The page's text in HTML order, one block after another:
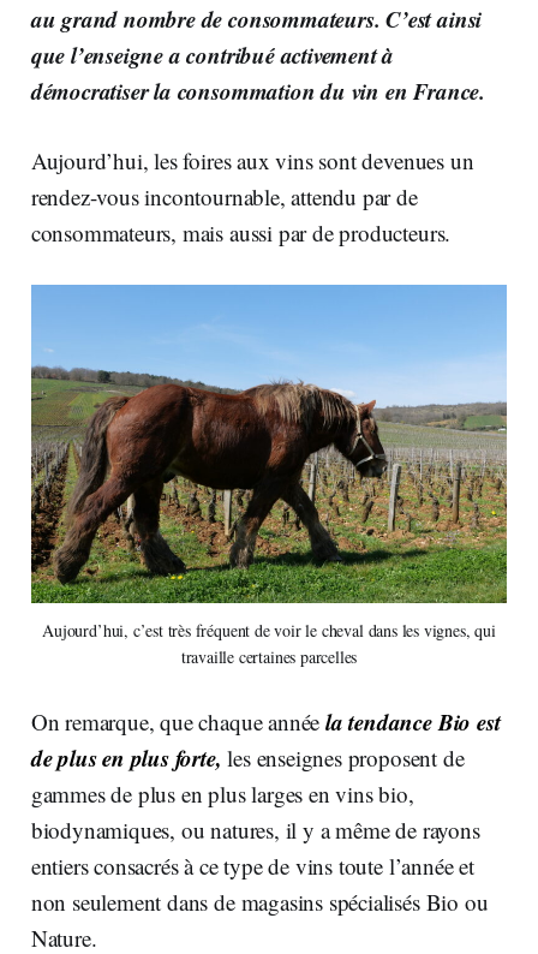
au grand nombre de consommateurs. C’est ainsi
que l’enseigne a contribué activement à
démocratiser la consommation du vin en France.
Aujourd’hui, les foires aux vins sont devenues un
rendez-vous incontournable, attendu par de
consommateurs, mais aussi par de producteurs.
Aujourd’hui, c’est très fréquent de voir le cheval dans les vignes, qui
travaille certaines parcelles
On remarque, que chaque annéela tendance Bio est
de plus en plus forte,les enseignes proposent de
gammes de plus en plus larges en vins bio,
biodynamiques, ou natures, il y a même de rayons
entiers consacrés à ce type de vins toute l’année et
non seulement dans de magasins spécialisés Bio ou
Nature.